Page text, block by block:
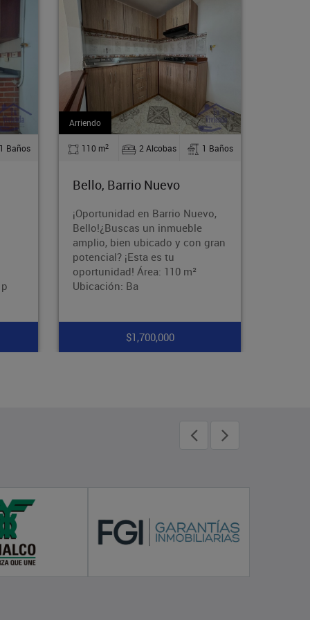
1 Baños
Arriendo
54 m2 2 Alcobas 1 Baños
Medellín, Florencia
Ubicado en una zona
residencial de fácil acceso,
cerca de vías principales,
transporte público,
supermercados, colegios y
comercio. Un espacio ideal p
$1,400,000